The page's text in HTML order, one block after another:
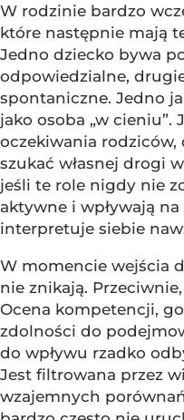
W rodzinie bardzo
które następnie mają
Jedno dziecko bywa
odpowiedzialne,
spontaniczne. Jedno
jako osoba „w cieniu”.
oczekiwania
szukać własnej drogi
jeśli te role nigdy nie
aktywne i wpływają
interpretuje siebie
W momencie wejścia
nie znikają.
Ocena kompetencji,
zdolności do
do wpływu rzadko
Jest filtrowana przez
wzajemnych